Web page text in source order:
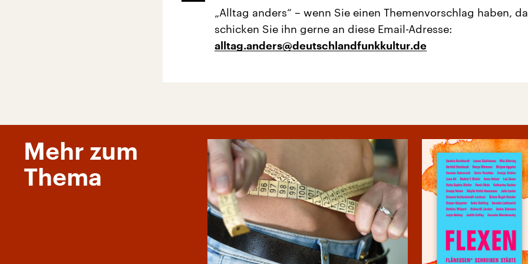
„Alltag anders“ – wenn Sie einen Themenvorschlag haben,
schicken Sie ihn gerne an diese Email-Adresse:
alltag.anders@deutschlandfunkkultur.de
Mehr zum
Thema